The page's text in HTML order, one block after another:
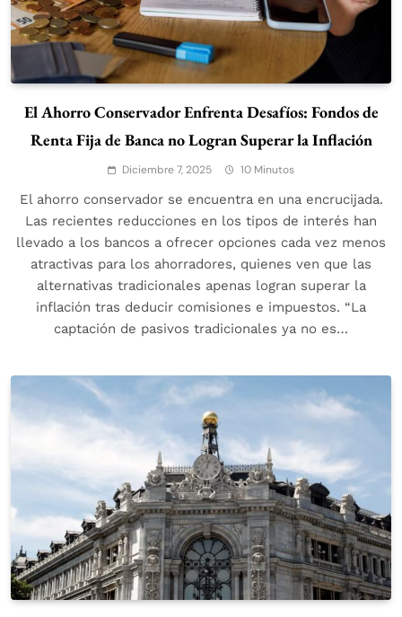
El Ahorro Conservador Enfrenta Desafíos: Fondos de
Renta Fija de Banca no Logran Superar la Inflación
Diciembre 7, 2025 10 Minutos
El ahorro conservador se encuentra en una encrucijada.
Las recientes reducciones en los tipos de interés han
llevado a los bancos a ofrecer opciones cada vez menos
atractivas para los ahorradores, quienes ven que las
alternativas tradicionales apenas logran superar la
inflación tras deducir comisiones e impuestos. “La
captación de pasivos tradicionales ya no es…